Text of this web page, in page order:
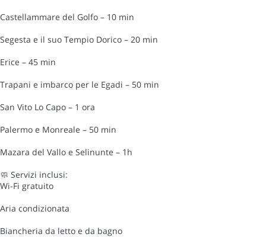
Castellammare del Golfo – 10 min
Segesta e il suo Tempio Dorico – 20 min
Erice – 45 min
Trapani e imbarco per le Egadi – 50 min
San Vito Lo Capo – 1 ora
Palermo e Monreale – 50 min
Mazara del Vallo e Selinunte – 1h
🧼 Servizi inclusi:
Wi-Fi gratuito
Aria condizionata
Biancheria da letto e da bagno